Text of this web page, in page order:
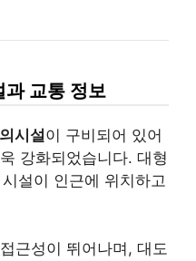
과 교통 정보
시설이 구비되어 있어
강화되었습니다. 대형
설이 인근에 위치하고
근성이 뛰어나며, 대도